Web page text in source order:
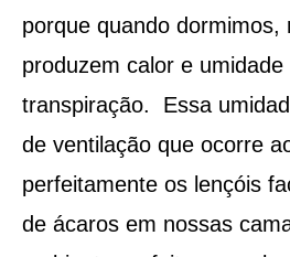
porque quando dormimos,
produzem calor e
transpiração. Essa
de ventilação que ocorre
perfeitamente os lençóis
de ácaros em nossas